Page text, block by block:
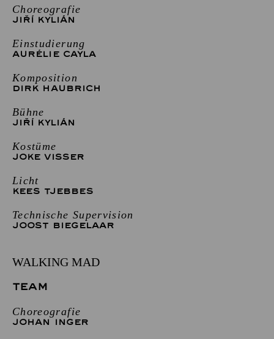
Choreografie
JIŘÍ KYLIÁN
Einstudierung
AURÉLIE CAYLA
Komposition
DIRK HAUBRICH
Bühne
JIŘÍ KYLIÁN
Kostüme
JOKE VISSER
Licht
KEES TJEBBES
Technische Supervision
JOOST BIEGELAAR
WALKING MAD
TEAM
Choreografie
JOHAN INGER